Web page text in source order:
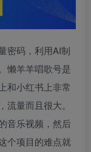
密码 ，利用AI制
懒羊羊唱歌号是
和小红书上非常
量而且很大。
音乐视频，然后
个项目的难点就